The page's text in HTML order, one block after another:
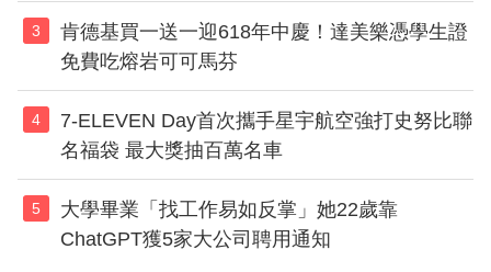
3
肯德基買一送一迎618年中慶！達美樂憑學生證
免費吃熔岩可可馬芬
4
7-ELEVEN Day首次攜手星宇航空強打史努比聯
名福袋 最大獎抽百萬名車
5
大學畢業「找工作易如反掌」她22歲靠
ChatGPT獲5家大公司聘用通知